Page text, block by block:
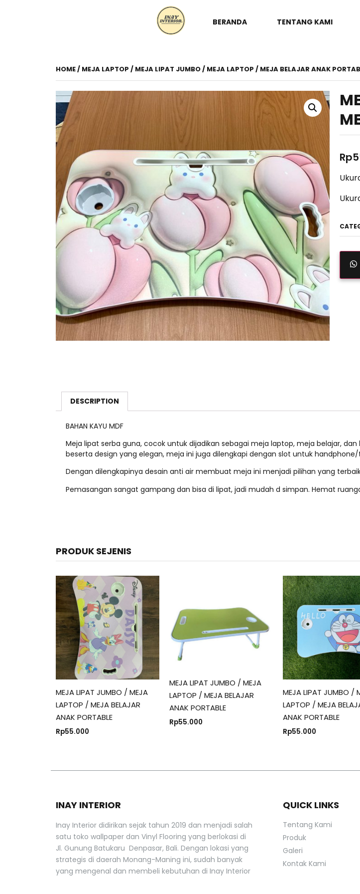
BERANDA TENTANG KAMI
HOME/ MEJA LAPTOP / MEJA LIPAT JUMBO / MEJA LAPTOP / MEJA BELAJAR ANAK
Rp
DESCRIPTION
BAHAN KAYU MDF
Meja lipat serba guna, cocok untuk dijadikan sebagai meja laptop, meja belajar,
beserta design yang elegan, meja ini juga dilengkapi dengan slot untuk
Dengan dilengkapinya desain anti air membuat meja ini menjadi pilihan yang
Pemasangan sangat gampang dan bisa di lipat, jadi mudah d simpan. Hemat
PRODUK SEJENIS
MEJA LIPAT JUMBO / MEJA
LAPTOP / MEJA BELAJAR
ANAK PORTABLE
Rp55.000
MEJA LIPAT JUMBO / MEJA
LAPTOP / MEJA BELAJAR
ANAK PORTABLE
Rp55.000
MEJA LIPAT JUMBO /
LAPTOP / MEJA
ANAK PORTABLE
Rp55.000
INAY INTERIOR
Inay Interior didirikan sejak tahun 2019 dan menjadi salah
satu toko wallpaper dan Vinyl Flooring yang berlokasi di
Jl. Gunung Batukaru Denpasar, Bali. Dengan lokasi yang
strategis di daerah Monang-Maning ini, sudah banyak
yang mengenal dan membeli kebutuhan di Inay Interior
QUICK LINKS
Tentang Kami
Produk
Galeri
Kontak Kami